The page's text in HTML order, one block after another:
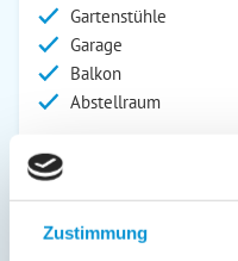
Zustimmung
Gartenstühle
Garage
Balkon
Abstellraum
Service:
Geschirrtücher inkl.
Handtücher inkl.